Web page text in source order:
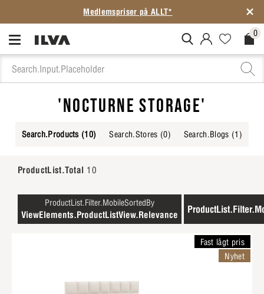
Medlemspriser på ALLT*
MitIlva.Login 0
'NOCTURNE STORAGE'
Search.Products (10) Search.Stores (0) Search.Blogs (1)
ProductList.Total 10
ProductList.Filter.MobileSortedBy
ViewElements.ProductListView.Relevance
Fast lågt pris
Nyhet